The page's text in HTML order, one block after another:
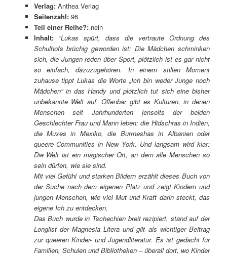
Verlag:Anthea Verlag
Seitenzahl: 96
Teil einer Reihe?: nein
Inhalt: “Lukas spürt, dass die vertraute Ordnung des
Schulhofs brüchig geworden ist: Die Mädchen schminken
sich, die Jungen reden über Sport, plötzlich ist es gar nicht
so einfach, dazuzugehören. In einem stillen Moment
zuhause tippt Lukas die Worte „Ich bin weder Junge noch
Mädchen“ in das Handy und plötzlich tut sich eine bisher
unbekannte Welt auf. Offenbar gibt es Kulturen, in denen
Menschen seit Jahrhunderten jenseits der beiden
Geschlechter Frau und Mann leben: die Hidschras in Indien,
die Muxes in Mexiko, die Burrneshas in Albanien oder
queere Communities in New York. Und langsam wird klar:
Die Welt ist ein magischer Ort, an dem alle Menschen so
sein dürfen, wie sie sind.
Mit viel Gefühl und starken Bildern erzählt dieses Buch von
der Suche nach dem eigenen Platz und zeigt Kindern und
jungen Menschen, wie viel Mut und Kraft darin steckt, das
eigene Ich zu entdecken.
Das Buch wurde in Tschechien breit rezipiert, stand auf der
Longlist der Magnesia Litera und gilt als wichtiger Beitrag
zur queeren Kinder- und Jugendliteratur. Es ist gedacht für
Familien, Schulen und Bibliotheken – überall dort, wo Kinder